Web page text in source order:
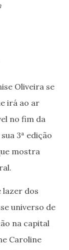
Oliveira se
irá ao ar
no fim da
3ª edição
mostra
lazer dos
universo de
na capital
Caroline